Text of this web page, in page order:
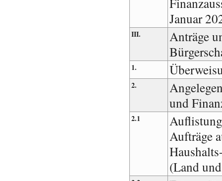
Januar
III.
Anträge
1.
2.
und
2.1
Aufträge
(Land